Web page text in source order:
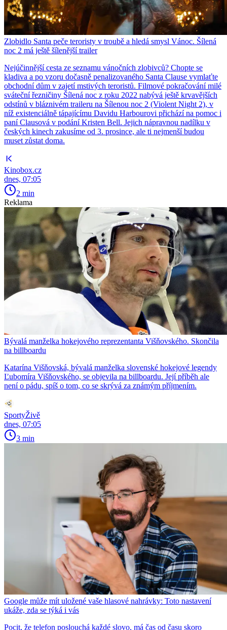
Zlobidlo Santa peče teroristy v troubě a hledá smysl Vánoc. Šílená
noc 2 má ještě šílenější trailer
Nejúčinnější cesta ze seznamu vánočních zlobivců? Chopte se
kladiva a po vzoru dočasně penalizovaného Santa Clause vymlaťte
obchodní dům v zajetí mstivých teroristů. Filmové pokračování milé
sváteční řezničiny Šílená noc z roku 2022 nabývá ještě krvavějších
odstínů v bláznivém traileru na Šílenou noc 2 (Violent Night 2), v
níž existenciálně tápajícímu Davidu Harbourovi přichází na pomoc i
paní Clausová v podání Kristen Bell. Jejich nápravnou nadílku v
českých kinech zakusíme od 3. prosince, ale ti nejmenší budou
muset zůstat doma.
Kinobox.cz
dnes, 07:05
2 min
Reklama
Bývalá manželka hokejového reprezentanta Višňovského. Skončila
na billboardu
Katarína Višňovská, bývalá manželka slovenské hokejové legendy
Ľubomíra Višňovského, se objevila na billboardu. Její příběh ale
není o pádu, spíš o tom, co se skrývá za známým příjmením.
SportyŽivě
dnes, 07:05
3 min
Google může mít uložené vaše hlasové nahrávky: Toto nastavení
ukáže, zda se týká i vás
Pocit, že telefon poslouchá každé slovo, má čas od času skoro